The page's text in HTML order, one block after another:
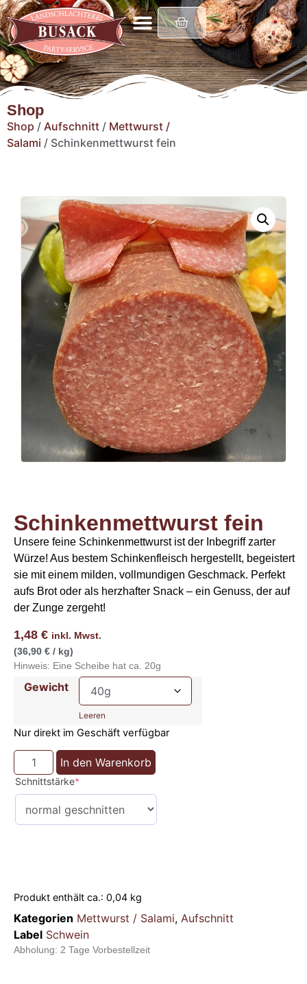
Shop
Shop / Aufschnitt / Mettwurst /
Salami / Schinkenmettwurst fein
Schinkenmettwurst fein
Unsere feine Schinkenmettwurst ist der Inbegriff zarter
Würze! Aus bestem Schinkenfleisch hergestellt, begeistert
sie mit einem milden, vollmundigen Geschmack. Perfekt
aufs Brot oder als herzhafter Snack – ein Genuss, der auf
der Zunge zergeht!
1,48 € inkl. Mwst.
(36,90 € / kg)
Hinweis: Eine Scheibe hat ca. 20g
Gewicht
Leeren
Nur direkt im Geschäft verfügbar
In den Warenkorb
Schnittstärke*
Produkt enthält ca.: 0,04 kg
Kategorien Mettwurst / Salami, Aufschnitt
Label Schwein
Abholung: 2 Tage Vorbestellzeit